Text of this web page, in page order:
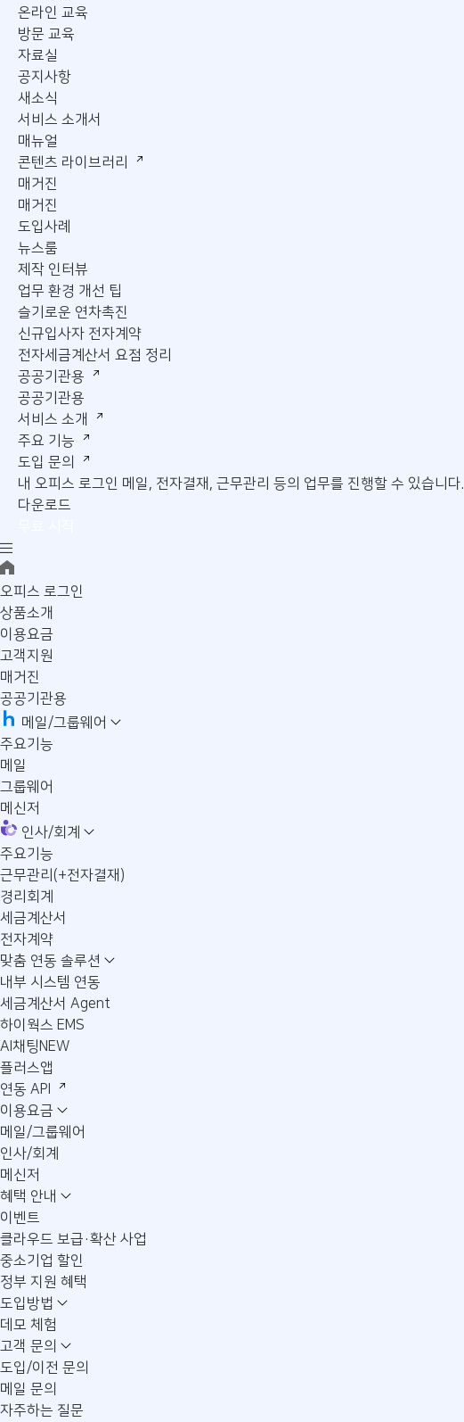
온라인 교육
방문 교육
자료실
공지사항
새소식
서비스 소개서
매뉴얼
콘텐츠 라이브러리
매거진
매거진
도입사례
뉴스룸
제작 인터뷰
업무 환경 개선 팁
슬기로운 연차촉진
신규입사자 전자계약
전자세금계산서 요점 정리
공공기관용
공공기관용
서비스 소개
주요 기능
도입 문의
내 오피스 로그인 메일, 전자결재, 근무관리 등의 업무를 진행할 수 있습니다.
다운로드
오피스 로그인
상품소개
이용요금
고객지원
매거진
공공기관용
메일/그룹웨어
주요기능
메일
그룹웨어
메신저
인사/회계
주요기능
근무관리(+전자결재)
경리회계
세금계산서
전자계약
맞춤 연동 솔루션
내부 시스템 연동
세금계산서 Agent
하이웍스 EMS
AI채팅 NEW
플러스앱
연동 API
이용요금
메일/그룹웨어
인사/회계
메신저
혜택 안내
이벤트
클라우드 보급·확산 사업
중소기업 할인
정부 지원 혜택
도입방법
데모 체험
고객 문의
도입/이전 문의
메일 문의
자주하는 질문